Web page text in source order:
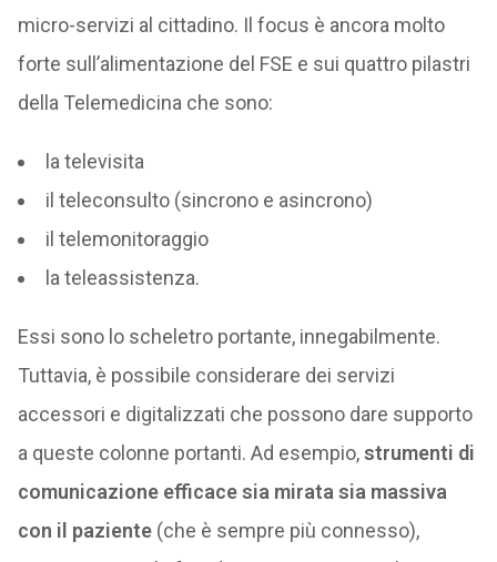
micro-servizi al cittadino. Il focus è ancora molto
forte sull’alimentazione del FSE e sui quattro pilastri
della Telemedicina che sono:
la televisita
il teleconsulto (sincrono e asincrono)
il telemonitoraggio
la teleassistenza.
Essi sono lo scheletro portante, innegabilmente.
Tuttavia, è possibile considerare dei servizi
accessori e digitalizzati che possono dare supporto
a queste colonne portanti. Ad esempio,strumenti di
comunicazione efficace sia mirata sia massiva
con il paziente(che è sempre più connesso),